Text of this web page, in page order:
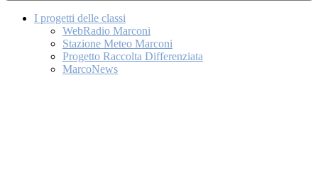
I progetti delle classi
WebRadio Marconi
Stazione Meteo Marconi
Progetto Raccolta Differenziata
MarcoNews